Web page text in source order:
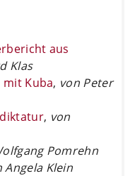
aus
Klas
Kuba, von Peter
, von
Pomrehn
Angela Klein